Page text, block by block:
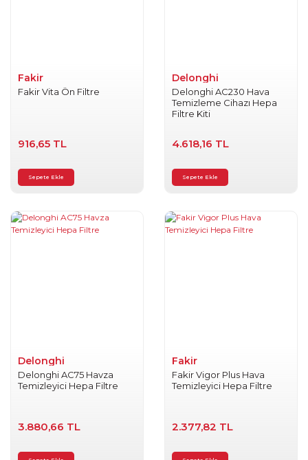
Fakir
Fakir Vita Ön Filtre
916,65 TL
Sepete Ekle
Delonghi
Delonghi AC230 Hava
Temizleme Cihazı Hepa
Filtre Kiti
4.618,16 TL
Sepete Ekle
Delonghi
Delonghi AC75 Havza
Temizleyici Hepa Filtre
3.880,66 TL
Fakir
Fakir Vigor Plus Hava
Temizleyici Hepa Filtre
2.377,82 TL